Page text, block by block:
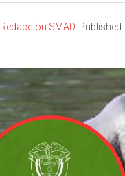
Redacción SMAD Published